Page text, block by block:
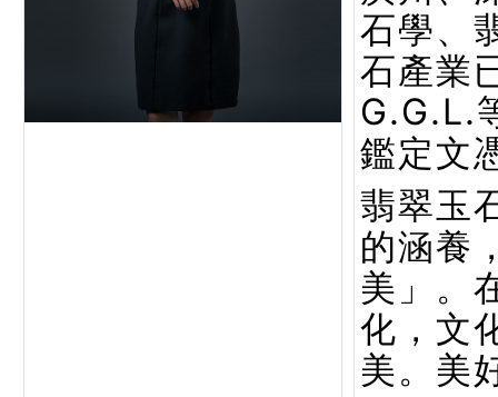
石學、
石產業
G.G.L.
鑑定文
翡翠玉
的涵養
美」。
化，文
美。美